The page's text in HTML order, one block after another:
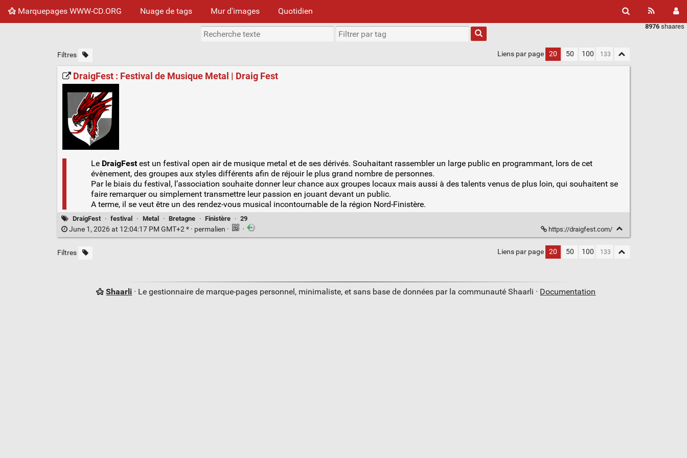
Marquepages WWW-CD.ORG Nuage de tags Mur d'images Quotidien
8976 shaares
Filtres Liens par page 20 50 100
DraigFest : Festival de Musique Metal | Draig Fest
Le DraigFestest un festival open air de musique metal et de ses dérivés. Souhaitant rassembler un large public en programmant, lors de cet
évènement, des groupes aux styles différents afin de réjouir le plus grand nombre de personnes.
Par le biais du festival, l’association souhaite donner leur chance aux groupes locaux mais aussi à des talents venus de plus loin, qui souhaitent se
faire remarquer ou simplement transmettre leur passion en jouant devant un public.
A terme, il se veut être un des rendez-vous musical incontournable de la région Nord-Finistère.
DraigFest · festival · Metal · Bretagne · Finistère · 29
June 1, 2026 at 12:04:17 PM GMT+2 * · permalien · · https://draigfest.com/
Filtres Liens par page 20 50 100
Shaarli · Le gestionnaire de marque-pages personnel, minimaliste, et sans base de données par la communauté Shaarli · Documentation